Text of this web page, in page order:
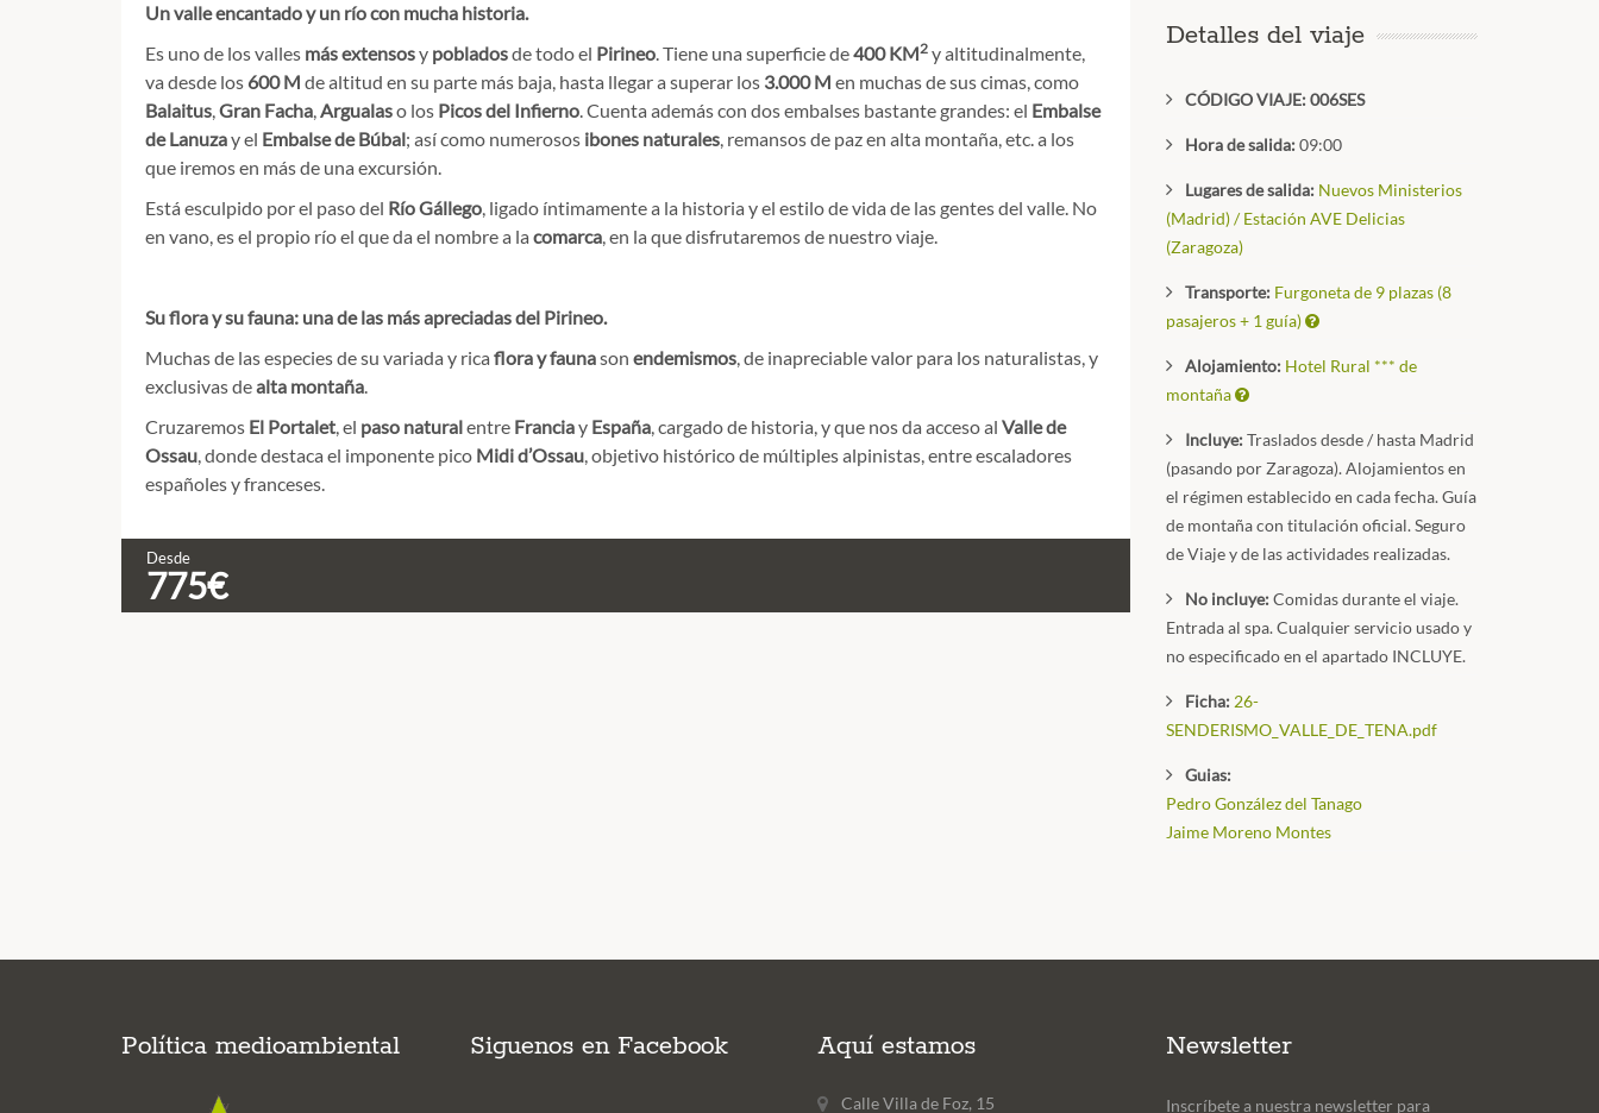
Un valle encantado y un río con mucha historia.
Es uno de los valles más extensosy pobladosde todo el Pirineo . Tiene una superficie de400 KM2 y altitudinalmente,
va desde los 600 M de altitud en su parte más baja, hasta llegar a superar los 3.000 M en muchas de sus cimas, como
Balaitus Gran Facha Argualaso los Picos del Infierno . Cuenta además con dos embalses bastante grandes: el Embalse
de Lanuzay el Embalse de Búbal; así como numerosos ibones naturales , remansos de paz en alta montaña, etc. a los
que iremos en más de una excursión.
Está esculpido por el paso del Río Gállego , ligado íntimamente a la historia y el estilo de vida de las gentes del valle. No
en vano, es el propio río el que da el nombre a la comarca , en la que disfrutaremos de nuestro viaje.
Su flora y su fauna: una de las más apreciadas del Pirineo.
Muchas de las especies de su variada y rica flora y faunason endemismos , de inapreciable valor para los naturalistas, y
exclusivas dealta montaña
Cruzaremos El Portalet , el paso naturalentre Franciay España , cargado de historia, y que nos da acceso al Valle de
Ossau , donde destaca el imponente pico Midi d’Ossau , objetivo histórico de múltiples alpinistas, entre escaladores
españoles y franceses.
Desde
775€
Detalles del viaje
CÓDIGO VIAJE: 006SES
Hora de salida:09:00
Lugares de salida: Nuevos Ministerios
(Madrid) / Estación AVE Delicias
(Zaragoza)
Transporte: Furgoneta de 9 plazas (8
pasajeros + 1 guía)
Alojamiento: Hotel Rural *** de
montaña
Incluye:Traslados desde / hasta Madrid
(pasando por Zaragoza). Alojamientos en
el régimen establecido en cada fecha. Guía
de montaña con titulación oficial. Seguro
de Viaje y de las actividades realizadas.
No incluye:Comidas durante el viaje.
Entrada al spa. Cualquier servicio usado y
no especificado en el apartado INCLUYE.
Ficha: 26-
SENDERISMO_VALLE_DE_TENA.pdf
Guias:
Pedro González del Tanago
Jaime Moreno Montes
Política medioambiental Siguenos en Facebook Aquí estamos
Calle Villa de Foz, 15
Newsletter
Inscríbete a nuestra newsletter para